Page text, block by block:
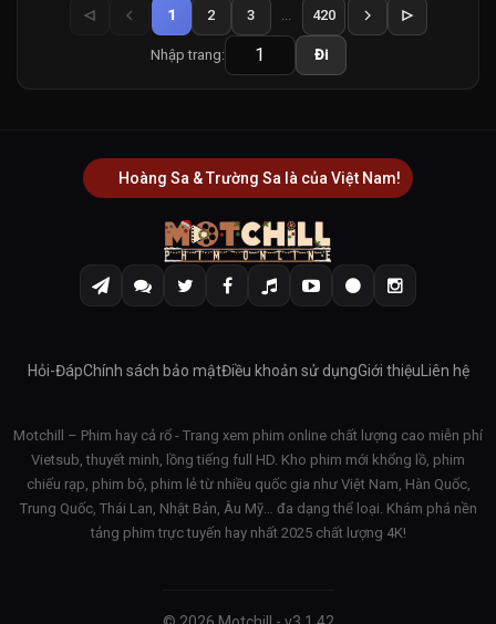
1
2 3 ... 420
Nhập trang: Đi
Hoàng Sa & Trường Sa là của Việt Nam!
Hỏi-ĐápChính sách bảo mậtĐiều khoản sử dụngGiới thiệu Liên hệ
Motchill – Phim hay cả rổ - Trang xem phim online chất lượng cao miễn phí
Vietsub, thuyết minh, lồng tiếng full HD. Kho phim mới khổng lồ, phim
chiếu rạp, phim bộ, phim lẻ từ nhiều quốc gia như Việt Nam, Hàn Quốc,
Trung Quốc, Thái Lan, Nhật Bản, Âu Mỹ… đa dạng thể loại. Khám phá nền
tảng phim trực tuyến hay nhất 2025 chất lượng 4K!